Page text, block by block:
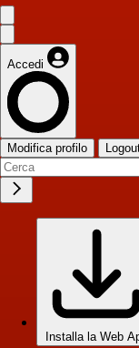
Accedi
Modifica profilo
Installa la Web